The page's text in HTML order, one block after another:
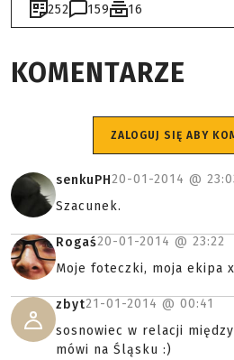
252 159 16
KOMENTARZE
ZALOGUJ SIĘ ABY
senkuPH20-01-2014 @
Szacunek.
Rogaś20-01-2014 @ 23:22
Moje foteczki, moja ekipa
zbyt21-01-2014 @ 00:41
sosnowiec w relacji
mówi na Śląsku :)